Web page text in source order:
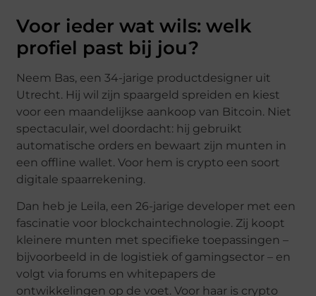
Voor ieder wat wils: welk
profiel past bij jou?
Neem Bas, een 34-jarige productdesigner uit
Utrecht. Hij wil zijn spaargeld spreiden en kiest
voor een maandelijkse aankoop van Bitcoin. Niet
spectaculair, wel doordacht: hij gebruikt
automatische orders en bewaart zijn munten in
een offline wallet. Voor hem is crypto een soort
digitale spaarrekening.
Dan heb je Leila, een 26-jarige developer met een
fascinatie voor blockchaintechnologie. Zij koopt
kleinere munten met specifieke toepassingen –
bijvoorbeeld in de logistiek of gamingsector – en
volgt via forums en whitepapers de
ontwikkelingen op de voet. Voor haar is crypto